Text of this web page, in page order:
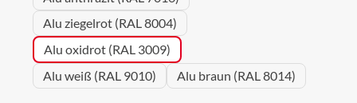
Alu ziegelrot (RAL 8004)
Alu oxidrot (RAL 3009)
Alu weiß (RAL 9010)
Alu braun (RAL 8014)